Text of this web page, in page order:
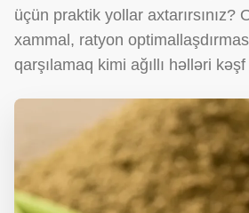
üçün praktik yollar axtarırsınız?
xammal, ratyon
qarşılamaq kimi ağıllı həlləri